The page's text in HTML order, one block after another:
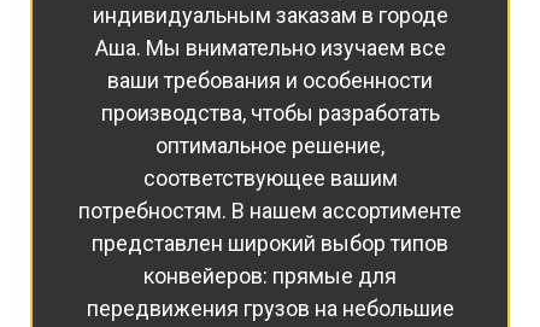
индивидуальным заказам в городе
Аша. Мы внимательно изучаем все
ваши требования и особенности
производства, чтобы разработать
оптимальное решение,
соответствующее вашим
потребностям. В нашем ассортименте
представлен широкий выбор типов
конвейеров: прямые для
передвижения грузов на небольшие